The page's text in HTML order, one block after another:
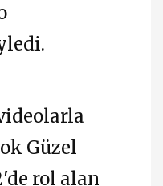
Güzel
rol alan